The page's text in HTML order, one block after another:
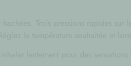
Trois pressions rapides
la température souhaitée et
lentement pour des sensations